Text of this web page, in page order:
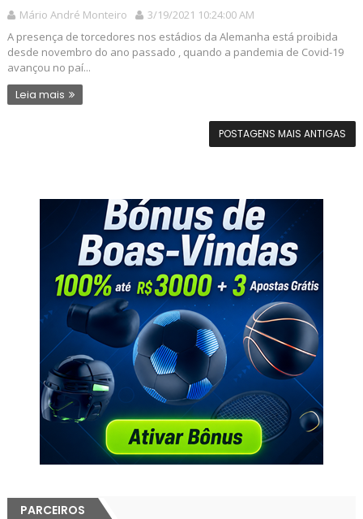
Mário André Monteiro
3/19/2021 10:24:00 AM
A presença de torcedores nos estádios da Alemanha está proibida
desde novembro do ano passado , quando a pandemia de Covid-19
avançou no paí...
Leia mais
POSTAGENS MAIS ANTIGAS
PARCEIROS